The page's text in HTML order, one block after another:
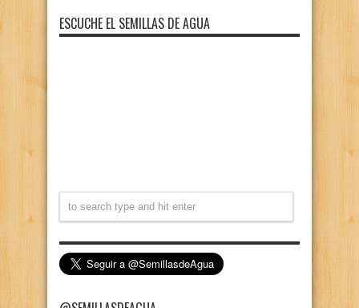
ESCUCHE EL SEMILLAS DE AGUA